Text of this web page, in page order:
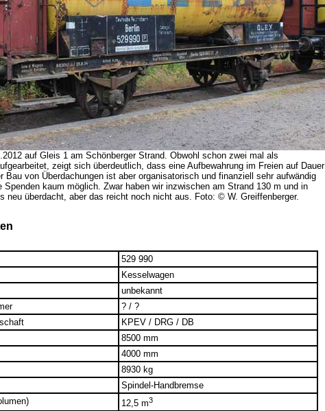
auf Gleis 1 am Schönberger Strand. Obwohl schon zwei mal als
zeigt sich überdeutlich, dass eine Aufbewahrung im Freien auf Dauer
Bau von Überdachungen ist aber organisatorisch und finanziell sehr aufwändig
Spenden kaum möglich. Zwar haben wir inzwischen am Strand 130 m und in
neu überdacht, aber das reicht noch nicht aus. Foto: © W. Greiffenberger.
529 990
Kesselwagen
unbekannt
? / ?
KPEV / DRG / DB
8500 mm
4000 mm
8930 kg
Spindel-Handbremse
12,5 m3